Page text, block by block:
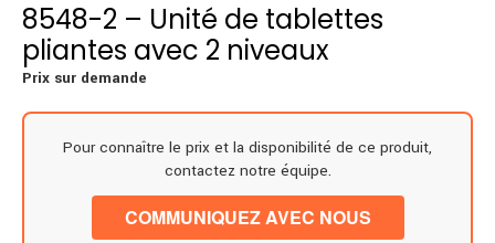
8548-2 – Unité de tablettes
pliantes avec 2 niveaux
Prix sur demande
Pour connaître le prix et la disponibilité de ce produit,
contactez notre équipe.
COMMUNIQUEZ AVEC NOUS